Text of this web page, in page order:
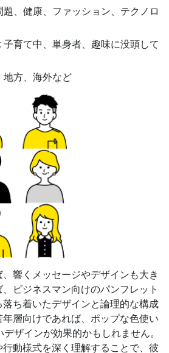
題、健康、ファッション、テクノロ
子育て中、単身者、趣味に没頭して
地方、海外など
響くメッセージやデザインも大き
ビジネスマン向けのパンフレット
ち着いたデザインと論理的な構成
層向けであれば、ポップな色使い
ザインが効果的かもしれません。
動様式を深く理解することで、彼